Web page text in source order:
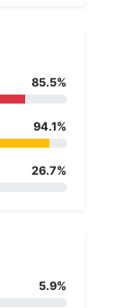
85.5%
94.1%
26.7%
5.9%